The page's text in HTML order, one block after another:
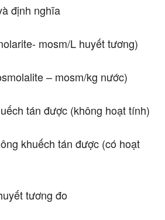
định nghĩa
mosm/L huyết tương)
– mosm/kg nước)
tán được (không hoạt tính)
khuếch tán được (có hoạt
tương đo